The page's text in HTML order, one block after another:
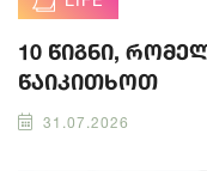
10 წიგნი,
წაიკითხოთ
31.07.2026